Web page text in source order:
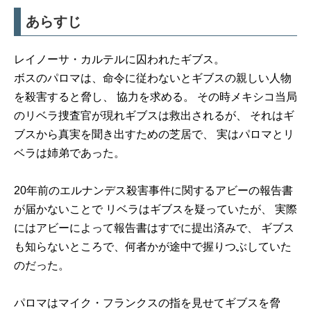
あらすじ
レイノーサ・カルテルに囚われたギブス。
ボスのパロマは、命令に従わないとギブスの親しい人物
を殺害すると脅し、 協力を求める。 その時メキシコ当局
のリベラ捜査官が現れギブスは救出されるが、 それはギ
ブスから真実を聞き出すための芝居で、 実はパロマとリ
ベラは姉弟であった。
20年前のエルナンデス殺害事件に関するアビーの報告書
が届かないことで リベラはギブスを疑っていたが、 実際
にはアビーによって報告書はすでに提出済みで、 ギブス
も知らないところで、何者かが途中で握りつぶしていた
のだった。
パロマはマイク・フランクスの指を見せてギブスを脅